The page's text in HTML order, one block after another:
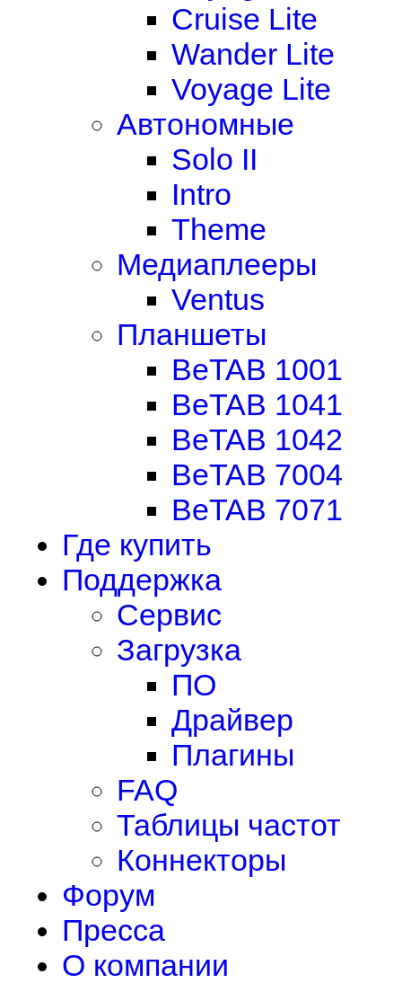
Cruise Lite
Wander Lite
Voyage Lite
Автономные
Solo II
Intro
Theme
Медиаплееры
Ventus
Планшеты
BeTAB 1001
BeTAB 1041
BeTAB 1042
BeTAB 7004
BeTAB 7071
Где купить
Поддержка
Сервис
Загрузка
ПО
Драйвер
Плагины
FAQ
Таблицы частот
Коннекторы
Форум
Пресса
О компании